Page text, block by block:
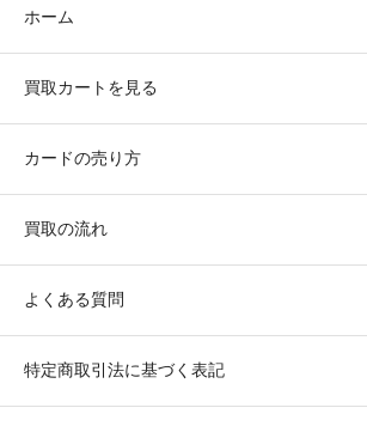
ホーム
買取カートを見る
カードの売り方
買取の流れ
よくある質問
特定商取引法に基づく表記